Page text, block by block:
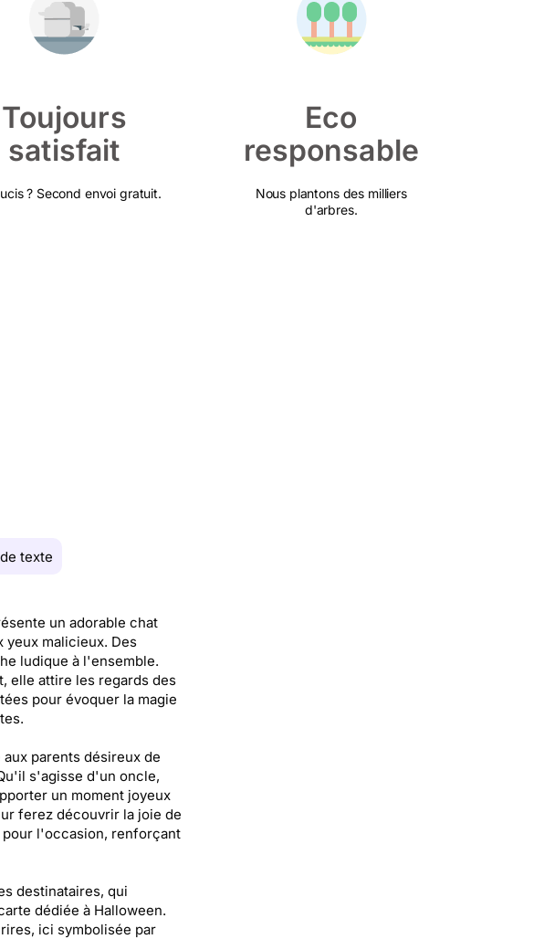
Toujours
satisfait
? Second envoi gratuit.
Eco
responsable
Nous plantons des milliers
d'arbres.
texte
un adorable chat
yeux malicieux. Des
ludique à l'ensemble.
elle attire les regards des
pour évoquer la magie
parents désireux de
s'agisse d'un oncle,
un moment joyeux
ferez découvrir la joie de
l'occasion, renforçant
destinataires, qui
dédiée à Halloween.
ici symbolisée par